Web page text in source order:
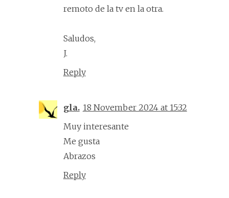
remoto de la tv en la otra.
Saludos,
J.
Reply
gla. 18 November 2024 at 15:32
Muy interesante
Me gusta
Abrazos
Reply